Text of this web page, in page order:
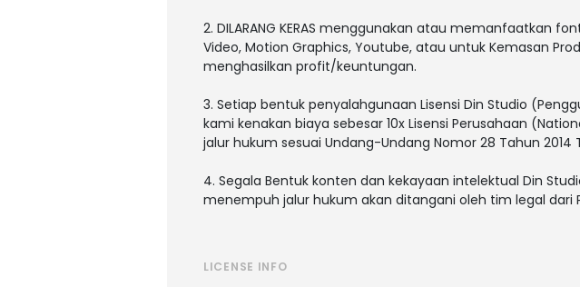
2. DILARANG KERAS menggunakan atau memanfaatkan
Video, Motion Graphics, Youtube, atau untuk Kemasan
menghasilkan profit/keuntungan.
3. Setiap bentuk penyalahgunaan Lisensi Din Studio
kami kenakan biaya sebesar 10x Lisensi Perusahaan
jalur hukum sesuai Undang-Undang Nomor 28 Tahun 2014
4. Segala Bentuk konten dan kekayaan intelektual Din
menempuh jalur hukum akan ditangani oleh tim legal dari
LICENSE INFO